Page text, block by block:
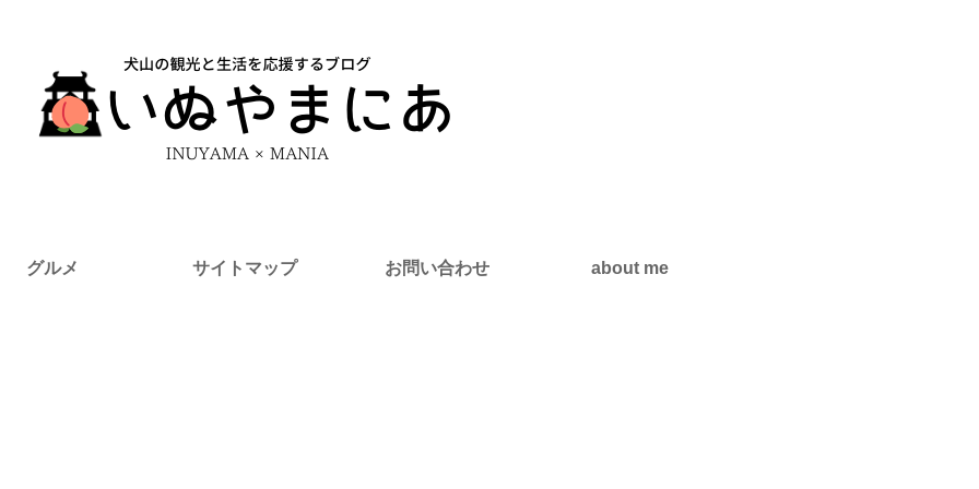
グルメ サイトマップ お問い合わせ about me